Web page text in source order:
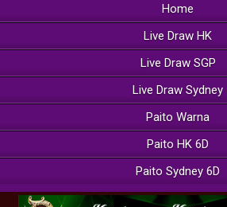
Home
Live Draw HK
Live Draw SGP
Live Draw Sydney
Paito Warna
Paito HK 6D
Paito Sydney 6D